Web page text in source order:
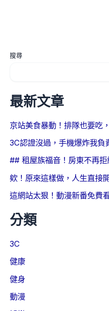
搜尋
最新文章
京站美食暴動！排隊也要吃
3C認證沒過，手機爆炸我負
## 租屋族福音！房東不再拒
欸！原來這樣做，人生直接
這網站太狠！動漫新番免費
分類
3C
健康
健身
動漫